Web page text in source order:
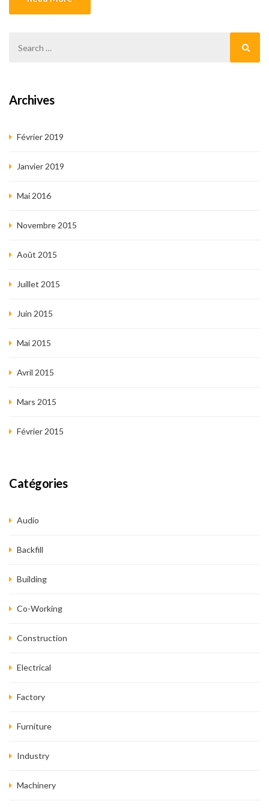
Archives
Février 2019
Janvier 2019
Mai 2016
Novembre 2015
Août 2015
Juillet 2015
Juin 2015
Mai 2015
Avril 2015
Mars 2015
Février 2015
Catégories
Audio
Backfill
Building
Co-Working
Construction
Electrical
Factory
Furniture
Industry
Machinery